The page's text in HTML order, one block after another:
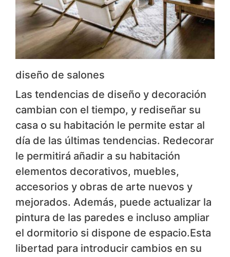
diseño de salones
Las tendencias de diseño y decoración
cambian con el tiempo, y rediseñar su
casa o su habitación le permite estar al
día de las últimas tendencias. Redecorar
le permitirá añadir a su habitación
elementos decorativos, muebles,
accesorios y obras de arte nuevos y
mejorados. Además, puede actualizar la
pintura de las paredes e incluso ampliar
el dormitorio si dispone de espacio.Esta
libertad para introducir cambios en su